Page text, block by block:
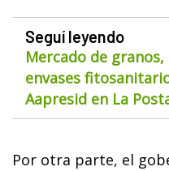
Seguí leyendo
Mercado de
envases
Aapresid en La
Por otra parte, el